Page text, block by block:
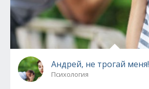
Андрей, не трогай меня!
Психология